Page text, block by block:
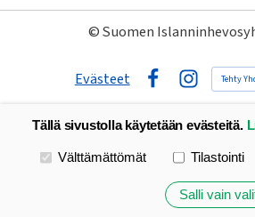
©Suomen
Evästeet
Instagram
Tehty
Tällä sivustolla käytetään evästeitä.
Valitse käytettävät evästeet
Välttämättömät Tilastointi
Salli vain